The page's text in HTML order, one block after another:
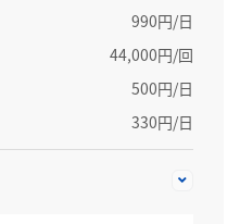
990円/日
44,000円/回
500円/日
330円/日